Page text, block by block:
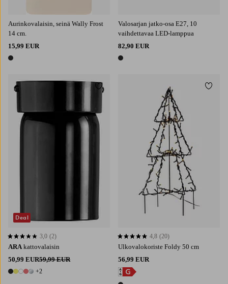
Aurinkovalaisin, seinä Wally Frost
14 cm.
15,99 EUR
1 väri
Valosarjan jatko-osa E27, 10
vaihdettavaa LED-lamppua
82,90 EUR
1 väri
ARA kattovalaisin
50,99 EUR59,99 EUR
7 värejä
+2
3,0 perustuen 2 arvosanaan
3,0 (2)
Deal
Lisää suosikkeihin
Ulkovalokoriste Foldy 50 cm
56,99 EUR
4,8 perustuen 20 arvosanaan
4,8 (20)
Lisää